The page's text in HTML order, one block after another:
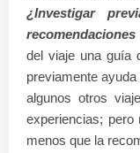
¿Investigar
del viaje una guía
previamente
algunos otros
experiencias;
menos que la